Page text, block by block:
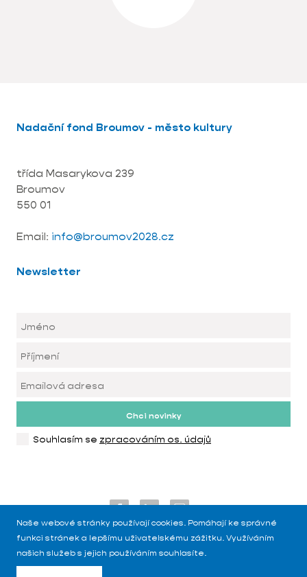
Nadační fond Broumov - město kultury
třída Masarykova 239
Broumov
550 01
Email: info@broumov2028.cz
Newsletter
Chci novinky
Souhlasím se zpracováním os. údajů
© 2026 Copyright PIXMAN
Naše webové stránky používají cookies. Pomáhají ke správné
funkci stránek a lepšímu uživatelskému zážitku. Využíváním
našich služeb s jejich používáním souhlasíte.